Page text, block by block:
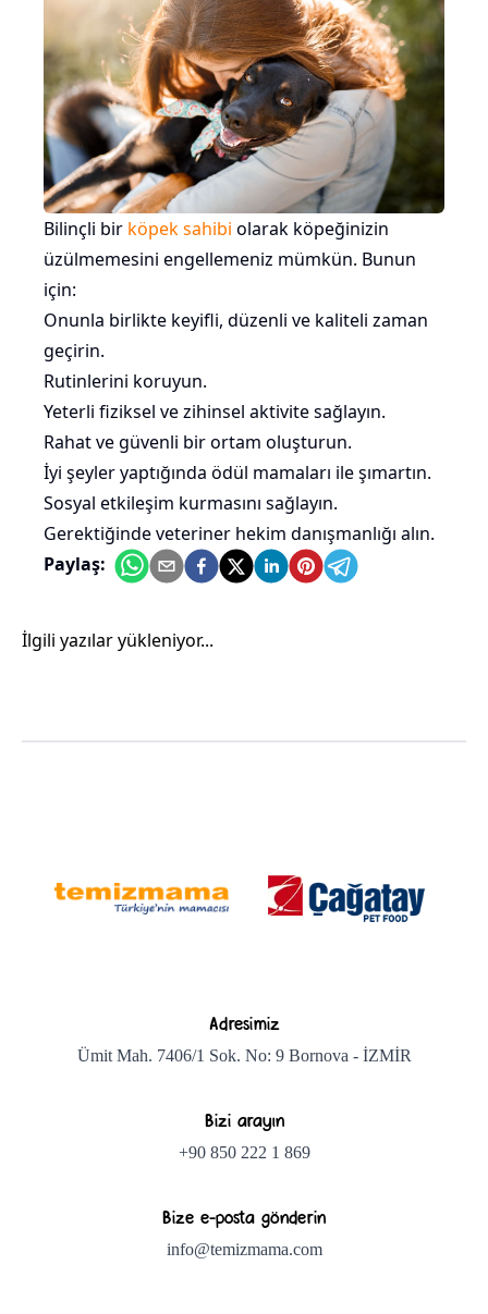
Bilinçli bir köpek sahibi olarak köpeğinizin
üzülmemesini engellemeniz mümkün. Bunun
için:
Onunla birlikte keyifli, düzenli ve kaliteli zaman
geçirin.
Rutinlerini koruyun.
Yeterli fiziksel ve zihinsel aktivite sağlayın.
Rahat ve güvenli bir ortam oluşturun.
İyi şeyler yaptığında ödül mamaları ile şımartın.
Sosyal etkileşim kurmasını sağlayın.
Gerektiğinde veteriner hekim danışmanlığı alın.
Paylaş:
İlgili yazılar yükleniyor...
Adresimiz
Ümit Mah. 7406/1 Sok. No: 9 Bornova - İZMİR
Bizi arayın
+90 850 222 1 869
Bize e-posta gönderin
info@temizmama.com